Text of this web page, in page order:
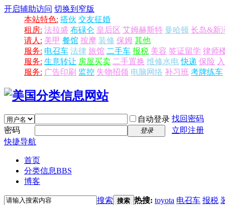
开启辅助访问 切换到窄版
本站特色: 搭伙 交友征婚
租房: 法拉盛 布碌仑 皇后区 艾姆赫斯特 曼哈顿 长岛&新
请人: 美甲 餐馆 按摩 装修 保姆 其他
服务: 电召车 法律 旅馆 二手车 报税 美容 签证留学 律师
服务: 生意转让 房屋买卖 二手置换 维修水电 快递 保险
服务: 广告印刷 监控 失物招领 电脑网络 补习班 考牌练车
自动登录 找回密码
密码
登录
立即注册
快捷导航
首页
分类信息BBS
博客
搜索 搜索 热搜: toyota 电召车 报税